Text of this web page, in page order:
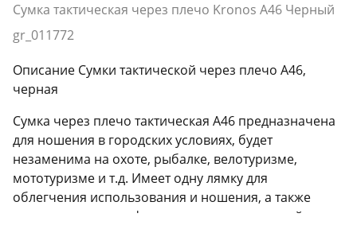
Сумка тактическая через плечо Kronos A46 Черный
gr_011772
Описание Сумки тактической через плечо A46,
черная
Сумка через плечо тактическая A46 предназначена
для ношения в городских условиях, будет
незаменима на охоте, рыбалке, велотуризме,
мототуризме и т.д. Имеет одну лямку для
облегчения использования и ношения, а также
отделения для телефона или планшета, вещей